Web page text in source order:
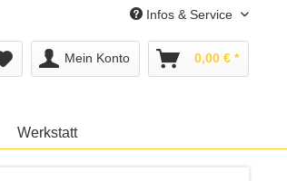
Infos & Service
Mein Konto 0,00 € *
Werkstatt